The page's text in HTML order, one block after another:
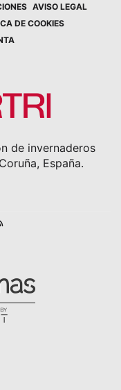
AVISO LEGAL
DE COOKIES
de invernaderos
España.